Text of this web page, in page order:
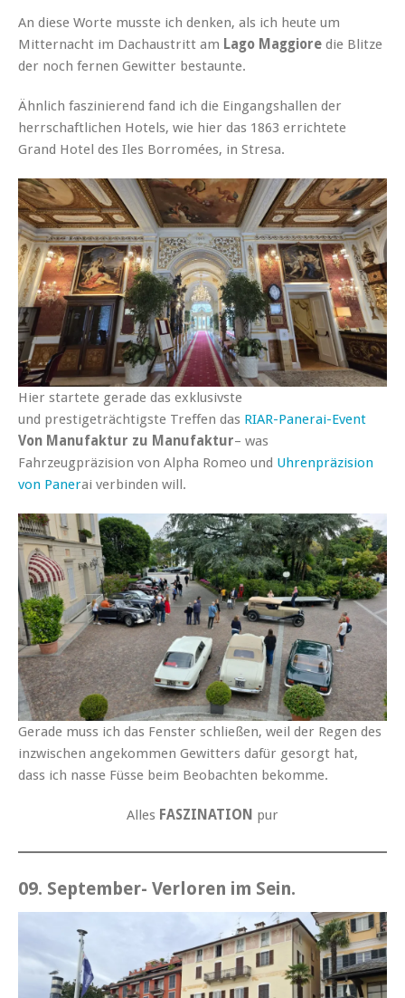
An diese Worte musste ich denken, als ich heute um
Mitternacht im Dachaustritt am Lago Maggiore die Blitze
der noch fernen Gewitter bestaunte.
Ähnlich faszinierend fand ich die Eingangshallen der
herrschaftlichen Hotels, wie hier das 1863 errichtete
Grand Hotel des Iles Borromées, in Stresa.
Hier startete gerade das exklusivste
und prestigeträchtigste Treffen das RIAR-Panerai-Event
Von Manufaktur zu Manufaktur– was
Fahrzeugpräzision von Alpha Romeo und Uhrenpräzision
von Panerai verbinden will.
Gerade muss ich das Fenster schließen, weil der Regen des
inzwischen angekommen Gewitters dafür gesorgt hat,
dass ich nasse Füsse beim Beobachten bekomme.
Alles FASZINATION pur
09. September- Verloren im Sein.